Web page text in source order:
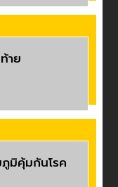
าย
มิคุ้มกันโรค